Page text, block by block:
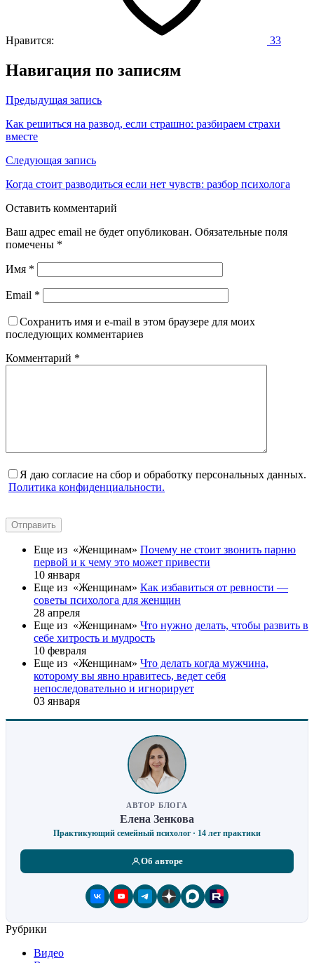
Нравится: 33
Навигация по записям
Предыдущая запись
Как решиться на развод, если страшно: разбираем страхи
вместе
Следующая запись
Когда стоит разводиться если нет чувств: разбор психолога
Оставить комментарий
Ваш адрес email не будет опубликован. Обязательные поля
помечены *
Имя *
Email *
Сохранить имя и e-mail в этом браузере для моих
последующих комментариев
Комментарий *
Я даю согласие на сбор и обработку персональных данных.
Политика конфиденциальности.
Отправить
Еще из «Женщинам» Почему не стоит звонить парню
первой и к чему это может привести
10 января
Еще из «Женщинам» Как избавиться от ревности —
советы психолога для женщин
28 апреля
Еще из «Женщинам» Что нужно делать, чтобы развить в
себе хитрость и мудрость
10 февраля
Еще из «Женщинам» Что делать когда мужчина,
которому вы явно нравитесь, ведет себя
непоследовательно и игнорирует
03 января
АВТОР БЛОГА
Елена Зенкова
Практикующий семейный психолог · 14 лет практики
Об авторе
Рубрики
Видео